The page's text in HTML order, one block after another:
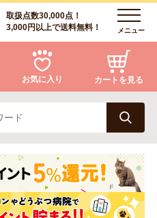
取扱点数30,000点！
3,000円以上で送料無料！
メニュー
猫
アクア・爬虫類・昆虫
お気に入り カートを見る